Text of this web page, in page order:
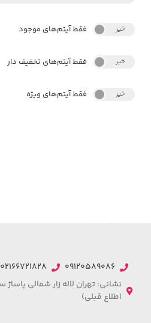
بله خیر فقط آیتم‌های موجود
بله خیر فقط آیتم‌های تخفیف دار
بله خیر فقط آیتم‌های ویژه
09120589086
02166721828 / 02166711084
اطلاع قبلی)